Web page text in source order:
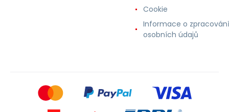
Cookie
Informace o zpracování
osobních údajů